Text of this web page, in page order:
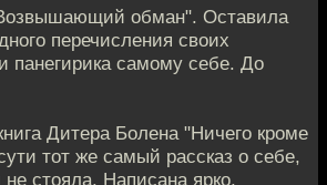
обман". Оставила
перечисления своих
панегирика самому себе. До
Дитера Болена "Ничего кроме
тот же самый рассказ о себе,
стояла. Написана ярко,